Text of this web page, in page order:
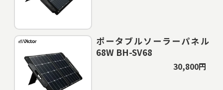
ポータブルソーラーパネル
68W BH-SV68
30,800円